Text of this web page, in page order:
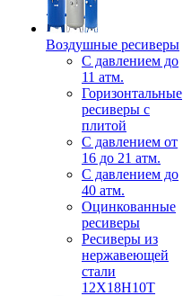
Воздушные ресиверы
С давлением до
11 атм.
Горизонтальные
ресиверы с
плитой
С давлением от
16 до 21 атм.
С давлением до
40 атм.
Оцинкованные
ресиверы
Ресиверы из
нержавеющей
стали
12Х18Н10Т